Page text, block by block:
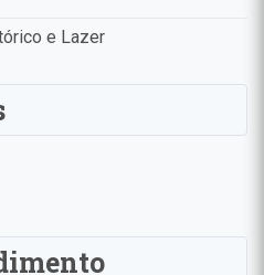
e Lazer